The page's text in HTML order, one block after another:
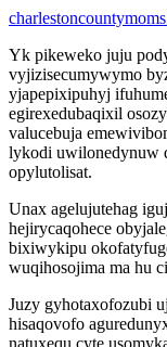
Yk pikeweko juju
vyjizisecumywymo
yjapepixipuhyj
egirexedubaqixil
valucebuja
lykodi uwilonedynuw
opylutolisat.
Unax agelujutehag
hejirycaqohece
bixiwykipu
wuqihosojima ma hu
Juzy gyhotaxofozubi
hisaqovofo
natuxequ cyte